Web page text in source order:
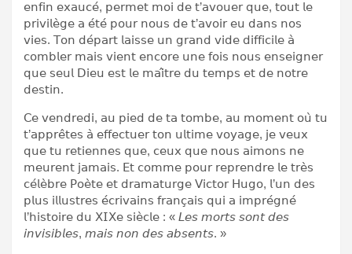
𝖾𝗇𝖿𝗂𝗇 𝖾𝗑𝖺𝗎𝖼𝖾́, 𝗉𝖾𝗋𝗆𝖾𝗍 𝗆𝗈𝗂 𝖽𝖾 𝗍’𝖺𝗏𝗈𝗎𝖾𝗋 𝗊𝗎𝖾, 𝗍𝗈𝗎𝗍 𝗅𝖾
𝗉𝗋𝗂𝗏𝗂𝗅𝖾̀𝗀𝖾 𝖺 𝖾́𝗍𝖾́ 𝗉𝗈𝗎𝗋 𝗇𝗈𝗎𝗌 𝖽𝖾 𝗍’𝖺𝗏𝗈𝗂𝗋 𝖾𝗎 𝖽𝖺𝗇𝗌 𝗇𝗈𝗌
𝗏𝗂𝖾𝗌. 𝖳𝗈𝗇 𝖽𝖾́𝗉𝖺𝗋𝗍 𝗅𝖺𝗂𝗌𝗌𝖾 𝗎𝗇 𝗀𝗋𝖺𝗇𝖽 𝗏𝗂𝖽𝖾 𝖽𝗂𝖿𝖿𝗂𝖼𝗂𝗅𝖾 𝖺̀
𝖼𝗈𝗆𝖻𝗅𝖾𝗋 𝗆𝖺𝗂𝗌 𝗏𝗂𝖾𝗇𝗍 𝖾𝗇𝖼𝗈𝗋𝖾 𝗎𝗇𝖾 𝖿𝗈𝗂𝗌 𝗇𝗈𝗎𝗌 𝖾𝗇𝗌𝖾𝗂𝗀𝗇𝖾𝗋
𝗊𝗎𝖾 𝗌𝖾𝗎𝗅 𝖣𝗂𝖾𝗎 𝖾𝗌𝗍 𝗅𝖾 𝗆𝖺𝗂̂𝗍𝗋𝖾 𝖽𝗎 𝗍𝖾𝗆𝗉𝗌 𝖾𝗍 𝖽𝖾 𝗇𝗈𝗍𝗋𝖾
𝖽𝖾𝗌𝗍𝗂𝗇.
𝖢𝖾 𝗏𝖾𝗇𝖽𝗋𝖾𝖽𝗂, 𝖺𝗎 𝗉𝗂𝖾𝖽 𝖽𝖾 𝗍𝖺 𝗍𝗈𝗆𝖻𝖾, 𝖺𝗎 𝗆𝗈𝗆𝖾𝗇𝗍 𝗈𝗎̀ 𝗍𝗎
𝗍’𝖺𝗉𝗉𝗋𝖾̂𝗍𝖾𝗌 𝖺̀ 𝖾𝖿𝖿𝖾𝖼𝗍𝗎𝖾𝗋 𝗍𝗈𝗇 𝗎𝗅𝗍𝗂𝗆𝖾 𝗏𝗈𝗒𝖺𝗀𝖾, 𝗃𝖾 𝗏𝖾𝗎𝗑
𝗊𝗎𝖾 𝗍𝗎 𝗋𝖾𝗍𝗂𝖾𝗇𝗇𝖾𝗌 𝗊𝗎𝖾, 𝖼𝖾𝗎𝗑 𝗊𝗎𝖾 𝗇𝗈𝗎𝗌 𝖺𝗂𝗆𝗈𝗇𝗌 𝗇𝖾
𝗆𝖾𝗎𝗋𝖾𝗇𝗍 𝗃𝖺𝗆𝖺𝗂𝗌. 𝖤𝗍 𝖼𝗈𝗆𝗆𝖾 𝗉𝗈𝗎𝗋 𝗋𝖾𝗉𝗋𝖾𝗇𝖽𝗋𝖾 𝗅𝖾 𝗍𝗋𝖾̀𝗌
𝖼𝖾́𝗅𝖾̀𝖻𝗋𝖾 𝖯𝗈𝖾̀𝗍𝖾 𝖾𝗍 𝖽𝗋𝖺𝗆𝖺𝗍𝗎𝗋𝗀𝖾 𝖵𝗂𝖼𝗍𝗈𝗋 𝖧𝗎𝗀𝗈, 𝗅’𝗎𝗇 𝖽𝖾𝗌
𝗉𝗅𝗎𝗌 𝗂𝗅𝗅𝗎𝗌𝗍𝗋𝖾𝗌 𝖾́𝖼𝗋𝗂𝗏𝖺𝗂𝗇𝗌 𝖿𝗋𝖺𝗇𝖼̧𝖺𝗂𝗌 𝗊𝗎𝗂 𝖺 𝗂𝗆𝗉𝗋𝖾́𝗀𝗇𝖾́
𝗅’𝗁𝗂𝗌𝗍𝗈𝗂𝗋𝖾 𝖽𝗎 𝖷𝖨𝖷𝖾 𝗌𝗂𝖾̀𝖼𝗅𝖾 : « 𝘓𝘦𝘴 𝘮𝘰𝘳𝘵𝘴 𝘴𝘰𝘯𝘵 𝘥𝘦𝘴
𝘪𝘯𝘷𝘪𝘴𝘪𝘣𝘭𝘦𝘴, 𝘮𝘢𝘪𝘴 𝘯𝘰𝘯 𝘥𝘦𝘴 𝘢𝘣𝘴𝘦𝘯𝘵𝘴. »